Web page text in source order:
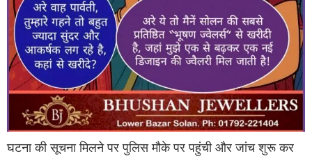
घटना की सूचना मिलने पर पुलिस मौके पर पहुंची और जांच शुरू कर